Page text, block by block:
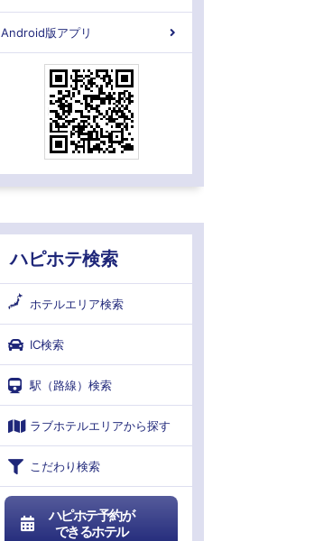
Android版アプリ
ハピホテ検索
ホテルエリア検索
IC検索
駅（路線）検索
ラブホテルエリアから探す
こだわり検索
ハピホテ予約が
できるホテル